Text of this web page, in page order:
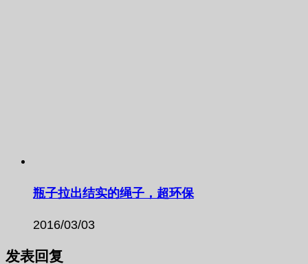
瓶子拉出结实的绳子，超环保
2016/03/03
发表回复